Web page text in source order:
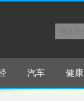
汽车 健康